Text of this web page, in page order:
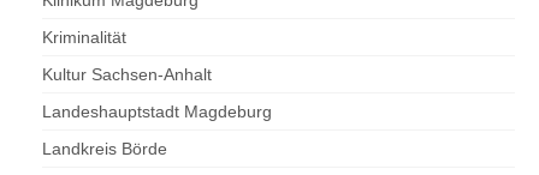
Kriminalität
Kultur Sachsen-Anhalt
Landeshauptstadt Magdeburg
Landkreis Börde